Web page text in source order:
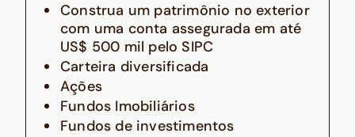
Construa um patrimônio no exterior
com uma conta assegurada em até
US$ 500 mil pelo SIPC
Carteira diversificada
Ações
Fundos Imobiliários
Fundos de investimentos